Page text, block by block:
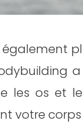
les os et
votre corps